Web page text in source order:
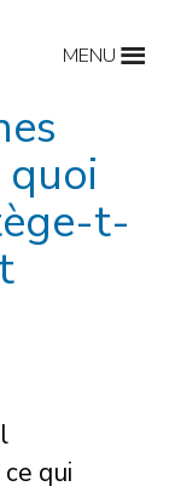
MENU
quoi
t-
qui